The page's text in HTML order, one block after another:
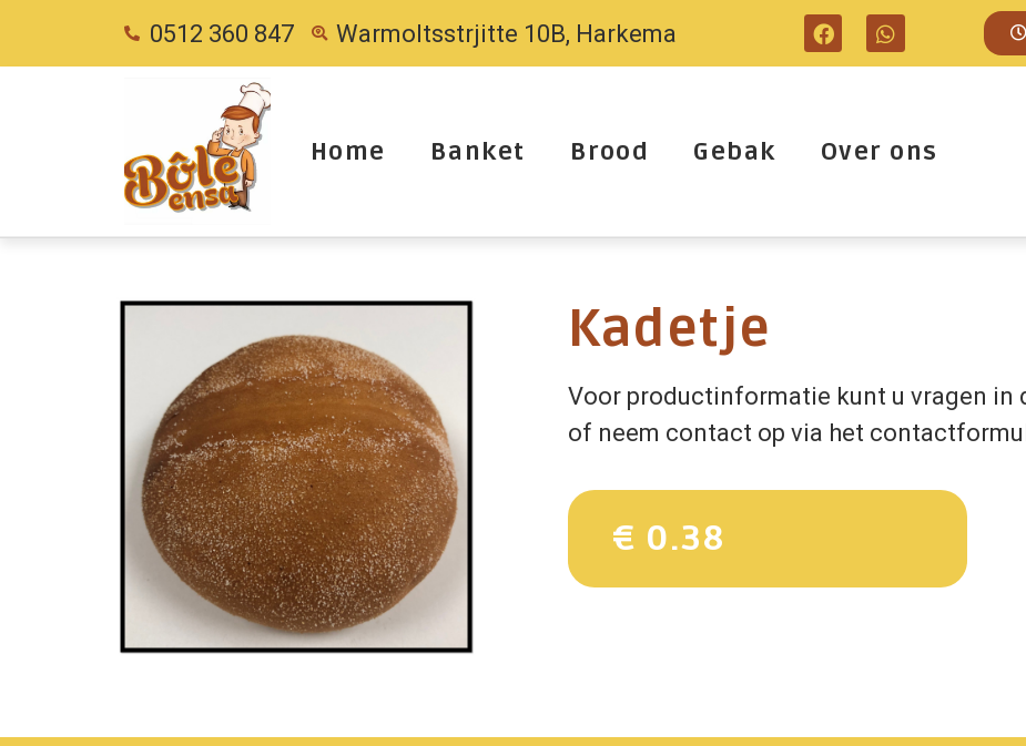
0512 360 847 Warmoltsstrjitte 10B, Harkema
Home Banket Brood Gebak Over ons
Kadetje
Voor productinformatie kunt u vragen in
of neem contact op via het
€ 0.38